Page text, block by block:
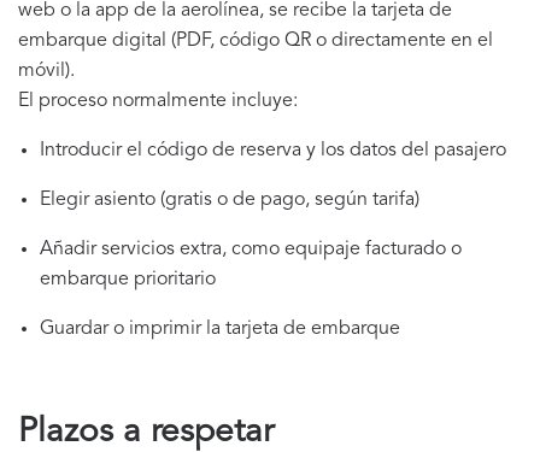
web o la app de la aerolínea, se recibe la tarjeta de
embarque digital (PDF, código QR o directamente en el
móvil).
El proceso normalmente incluye:
Introducir el código de reserva y los datos del pasajero
Elegir asiento (gratis o de pago, según tarifa)
Añadir servicios extra, como equipaje facturado o
embarque prioritario
Guardar o imprimir la tarjeta de embarque
Plazos a respetar